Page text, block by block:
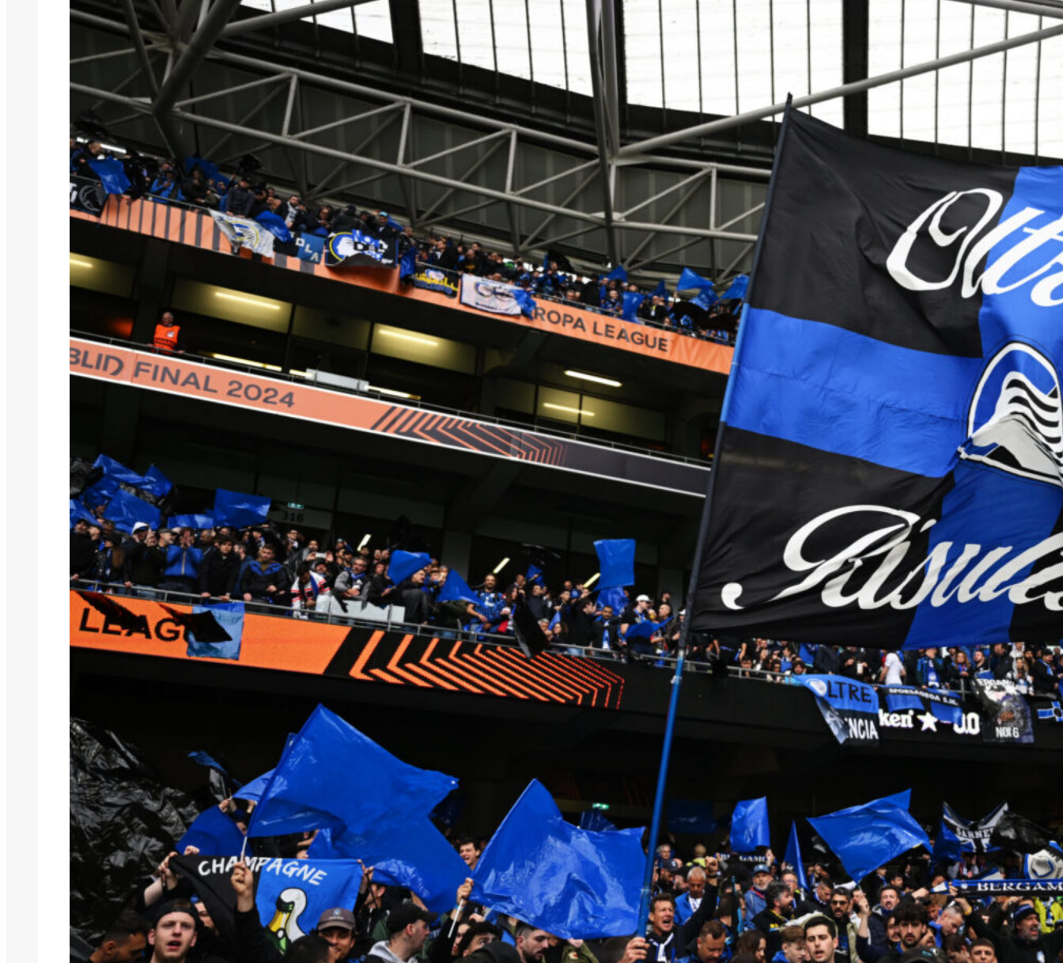
pronti al grande salto
Jashari, l’agente frena sull’Atalanta:
“Ha le qualità per il Milan”
6 Agosto 2026
Atalanta, spunta un nome nuovo per
l’attacco: nel mirino c’è Assane Diao
del Como
6 Agosto 2026